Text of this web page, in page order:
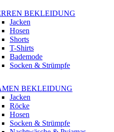
BEKLEIDUNG
Jacken
Hosen
Shorts
T-Shirts
Bademode
Socken & Strümpfe
BEKLEIDUNG
Jacken
Röcke
Hosen
Socken & Strümpfe